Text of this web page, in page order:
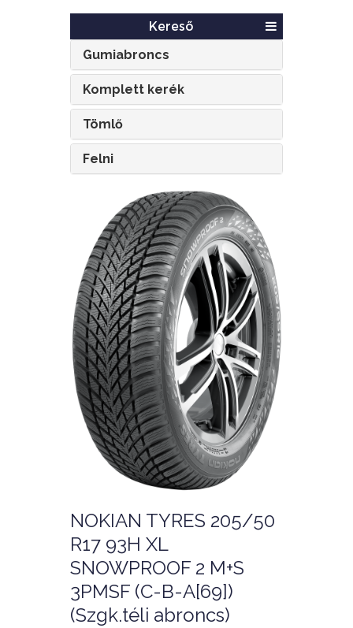
Kereső
Gumiabroncs
Komplett kerék
Tömlő
Felni
NOKIAN TYRES 205/50
R17 93H XL
SNOWPROOF 2 M+S
3PMSF (C-B-A[69])
(Szgk.téli abroncs)